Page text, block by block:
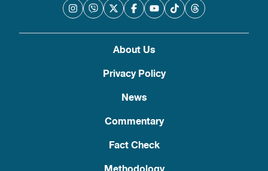
About Us
Privacy Policy
News
Commentary
Fact Check